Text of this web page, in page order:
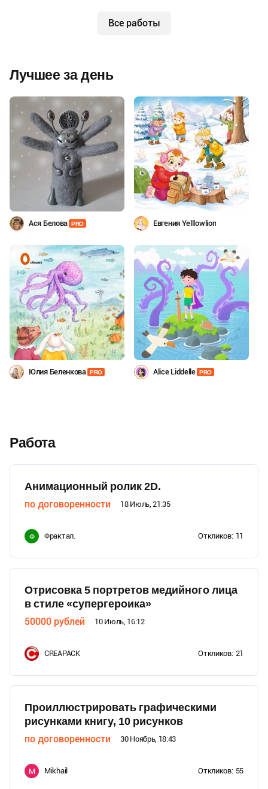
Все работы
Лучшее за день
Ася Белова PRO Евгения Yelllowlion
Юлия Беленкова PRO Alice Liddelle PRO
Работа
Анимационный ролик 2D.
по договоренности 18 Июль, 21:35
Ф Фрактал. Откликов: 11
Отрисовка 5 портретов медийного лица
в стиле «супергероика»
50000 рублей 10 Июль, 16:12
CREAPACK Откликов: 21
Проиллюстрировать графическими
рисунками книгу, 10 рисунков
по договоренности 30 Ноябрь, 18:43
M Mikhail Откликов: 55